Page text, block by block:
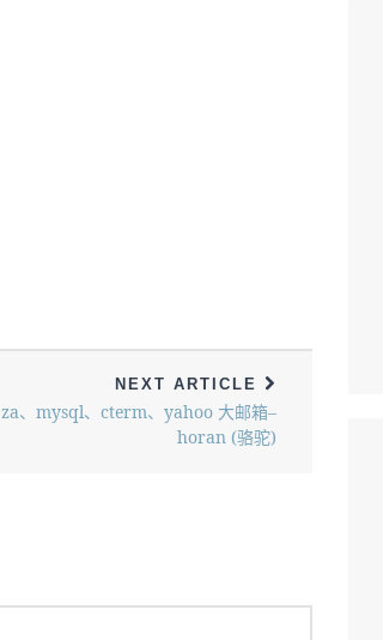
NEXT ARTICLE
za、mysql、cterm、yahoo 大邮箱–
horan (骆驼)